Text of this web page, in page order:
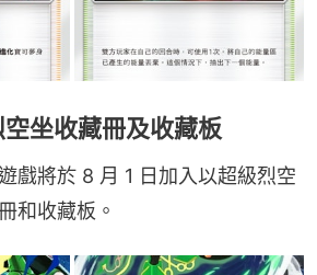
坐收藏冊及收藏板
戲將於 8 月 1 日加入以超級烈空
和收藏板。